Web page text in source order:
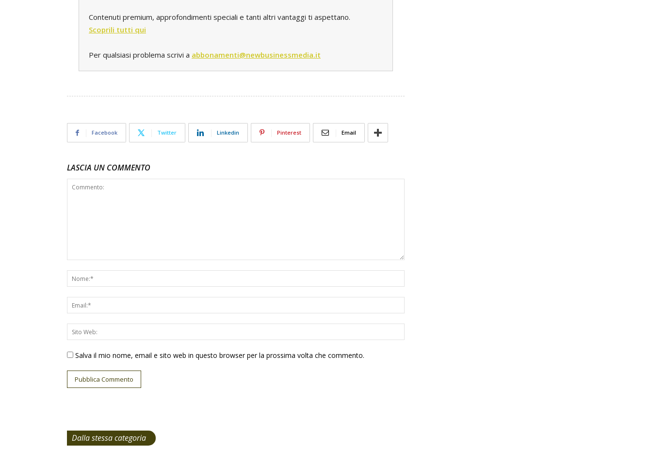
Contenuti premium, approfondimenti speciali e tanti altri vantaggi ti aspettano.
Scoprili tutti qui
Per qualsiasi problema scrivi a abbonamenti@newbusinessmedia.it
Facebook Twitter Linkedin Pinterest Email
LASCIA UN COMMENTO
Salva il mio nome, email e sito web in questo browser per la prossima volta che commento.
Dalla stessa categoria